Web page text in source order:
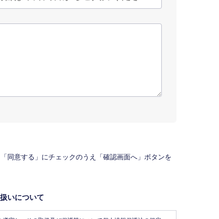
同意する」にチェックのうえ「確認画面へ」ボタンを
いについて